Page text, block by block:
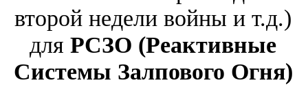
второй недели войны и т.д.)
для РСЗО (Реактивные
Системы Залпового Огня)